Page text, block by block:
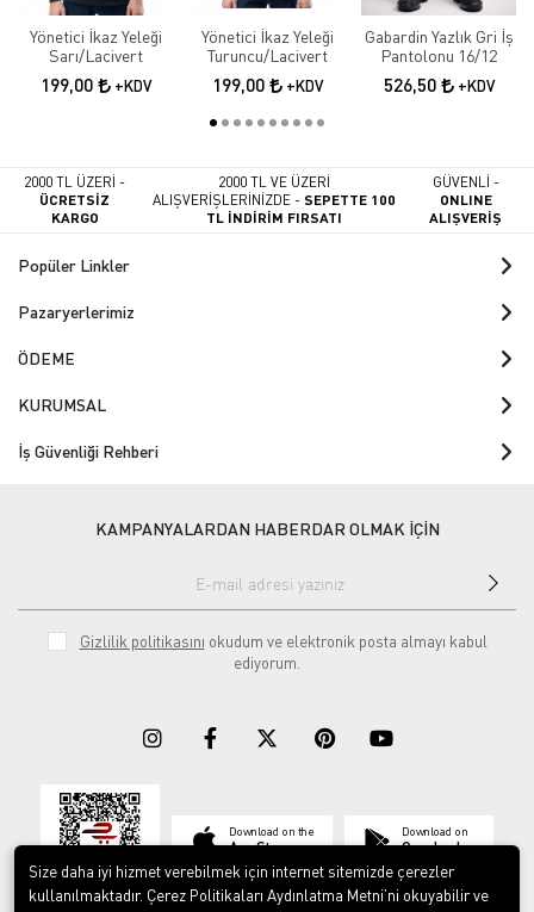
Yönetici İkaz Yeleği
Sarı/Lacivert
199,00 +KDV
Yönetici İkaz Yeleği
Turuncu/Lacivert
199,00 +KDV
Gabardin Yazlık Gri İş
Pantolonu 16/12
526,50 +KDV
2000 TL ÜZERİ -
ÜCRETSİZ
KARGO
2000 TL VE ÜZERİ
ALIŞVERİŞLERİNİZDE -SEPETTE 100
TL İNDİRİM FIRSATI
GÜVENLİ -
ONLINE
ALIŞVERİŞ
Popüler Linkler
Pazaryerlerimiz
ÖDEME
KURUMSAL
İş Güvenliği Rehberi
KAMPANYALARDAN HABERDAR OLMAK İÇİN
Gizlilik politikasını okudum ve elektronik posta almayı kabul
ediyorum.
Download on the
App Store
Download on
Google play
Size daha iyi hizmet verebilmek için internet sitemizde çerezler
kullanılmaktadır. Çerez Politikaları Aydınlatma Metni’ni okuyabilir ve